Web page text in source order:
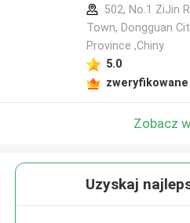
502, No.1 ZiJin
Town, Dongguan
Province ,Chiny
5.0
Zobacz
Uzyskaj